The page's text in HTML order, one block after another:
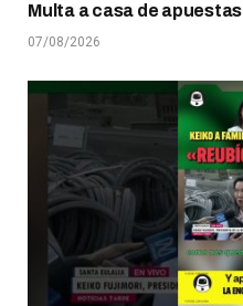
Multa a casa de apuestas
07/08/2026